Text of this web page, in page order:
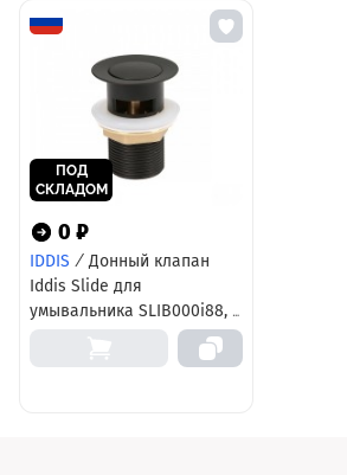
ПОД
СКЛАДОМ
0 ₽
IDDIS /Донный клапан
Iddis Slide для
умывальника SLIB000i88, с
переливом, черный